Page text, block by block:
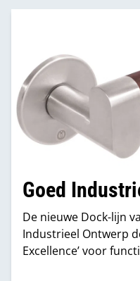
Goed
De nieuwe Dock-lijn
Industrieel Ontwerp
Excellence’ voor